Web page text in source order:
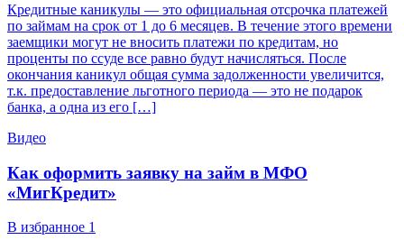
Кредитные каникулы — это официальная отсрочка платежей
по займам на срок от 1 до 6 месяцев. В течение этого времени
заемщики могут не вносить платежи по кредитам, но
проценты по ссуде все равно будут начисляться. После
окончания каникул общая сумма задолженности увеличится,
т.к. предоставление льготного периода — это не подарок
банка, а одна из его […]
Видео
Как оформить заявку на займ в МФО
«МигКредит»
В избранное 1